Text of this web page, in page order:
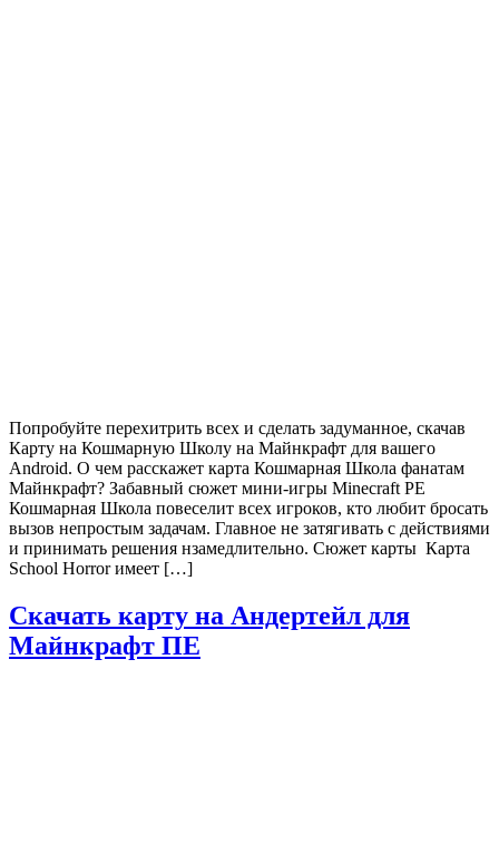
Попробуйте перехитрить всех и сделать задуманное, скачав
Карту на Кошмарную Школу на Майнкрафт для вашего
Android. О чем расскажет карта Кошмарная Школа фанатам
Майнкрафт? Забавный сюжет мини-игры Minecraft PE
Кошмарная Школа повеселит всех игроков, кто любит бросать
вызов непростым задачам. Главное не затягивать с действиями
и принимать решения нзамедлительно. Сюжет карты Карта
School Horror имеет […]
Скачать карту на Андертейл для
Майнкрафт ПЕ